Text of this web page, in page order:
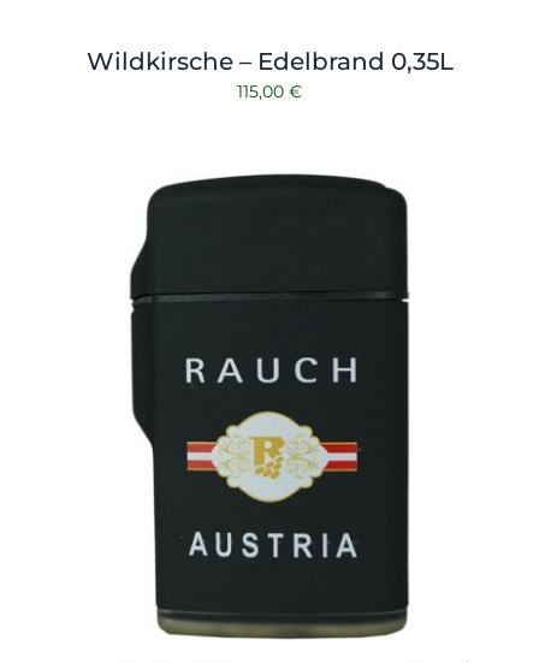
Wildkirsche – Edelbrand 0,35L
115,00 €